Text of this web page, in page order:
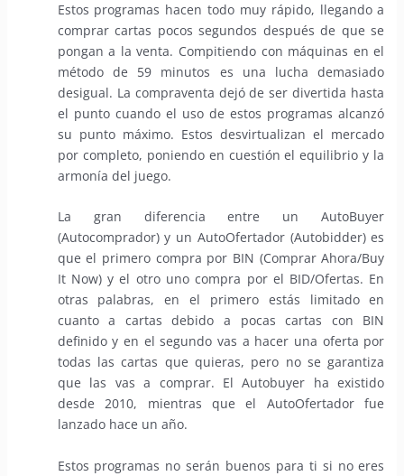
Estos programas hacen todo muy rápido, llegando a
comprar cartas pocos segundos después de que se
pongan a la venta. Compitiendo con máquinas en el
método de 59 minutos es una lucha demasiado
desigual. La compraventa dejó de ser divertida hasta
el punto cuando el uso de estos programas alcanzó
su punto máximo. Estos desvirtualizan el mercado
por completo, poniendo en cuestión el equilibrio y la
armonía del juego.
La gran diferencia entre un AutoBuyer
(Autocomprador) y un AutoOfertador (Autobidder) es
que el primero compra por BIN (Comprar Ahora/Buy
It Now) y el otro uno compra por el BID/Ofertas. En
otras palabras, en el primero estás limitado en
cuanto a cartas debido a pocas cartas con BIN
definido y en el segundo vas a hacer una oferta por
todas las cartas que quieras, pero no se garantiza
que las vas a comprar. El Autobuyer ha existido
desde 2010, mientras que el AutoOfertador fue
lanzado hace un año.
Estos programas no serán buenos para ti si no eres